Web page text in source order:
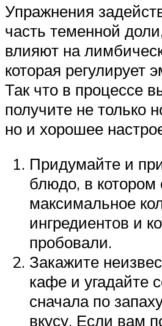
Упражнения
часть теменной
влияют на
которая регулирует
Так что в процессе
получите не только
но и хорошее
Придумайте и
блюдо, в котором
максимальное
ингредиентов и
пробовали.
Закажите
кафе и угадайте
сначала по
вкусу. Если вам